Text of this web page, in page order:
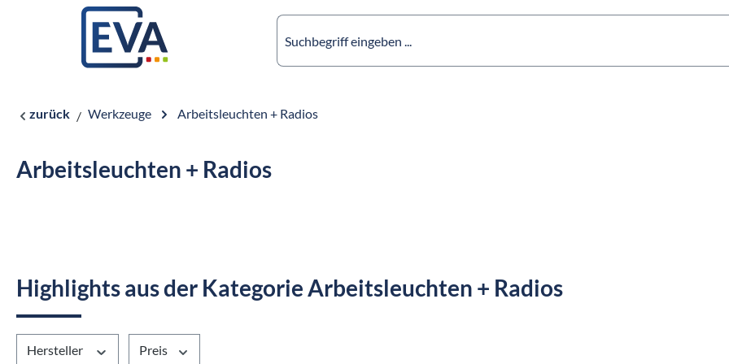
Zur Hauptnavigation springen
zurück Werkzeuge Arbeitsleuchten + Radios
Arbeitsleuchten + Radios
Highlights aus der Kategorie Arbeitsleuchten + Radios
Hersteller Preis